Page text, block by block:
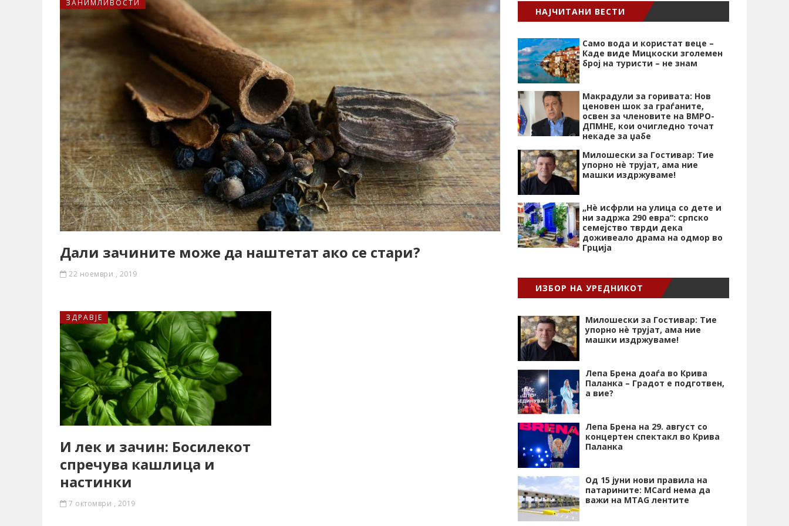
ЗАНИМЛИВОСТИ
Дали зачините може да наштетат ако се стари?
22 ноември , 2019
ЗДРАВЈЕ
И лек и зачин: Босилекот
спречува кашлица и
настинки
7 октомври , 2019
НАЈЧИТАНИ ВЕСТИ
Само вода и користат веце –
Каде виде Мицкоски зголемен
број на туристи – не знам
Макрадули за горивата: Нов
ценовен шок за граѓаните,
освен за членовите на ВМРО-
ДПМНЕ, кои очигледно точат
некаде за џабе
Милошески за Гостивар: Тие
упорно нѐ трујат, ама ние
машки издржуваме!
„Нѐ исфрли на улица со дете и
ни задржа 290 евра“: српско
семејство тврди дека
доживеало драма на одмор во
Грција
ИЗБОР НА УРЕДНИКОТ
Милошески за Гостивар: Тие
упорно нѐ трујат, ама ние
машки издржуваме!
Лепа Брена доаѓа во Крива
Паланка – Градот е подготвен,
а вие?
Лепа Брена на 29. август со
концертен спектакл во Крива
Паланка
Од 15 јуни нови правила на
патарините: MCard нема да
важи на MTAG лентите